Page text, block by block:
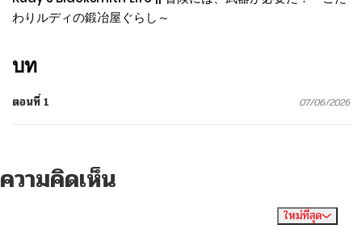
わりルディの鍛冶屋ぐらし～
บท
ตอนที่ 1 07/06/2026
ความคิดเห็น
ใหม่ที่สุด